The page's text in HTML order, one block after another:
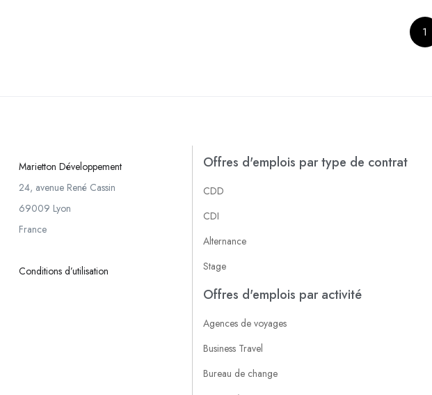
1
Marietton Développement
24, avenue René Cassin
69009 Lyon
France
Conditions d’utilisation
Offres d'emplois par type de contrat
CDD
CDI
Alternance
Stage
Offres d'emplois par activité
Agences de voyages
Business Travel
Bureau de change